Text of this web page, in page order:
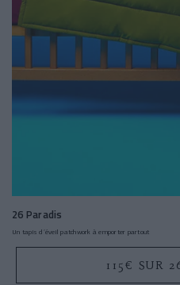
26 Paradis
Un tapis d’éveil patchwork à emporter partout
115€ SUR